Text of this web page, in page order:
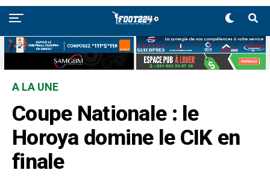
A LA UNE
Coupe Nationale : le
Horoya domine le CIK en
finale